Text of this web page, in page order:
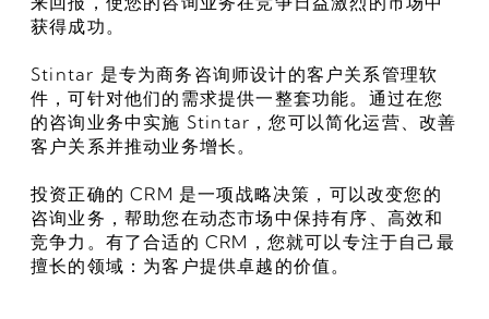
获得成功。
Stintar 是专为商务咨询师设计的客户关系管理软
件，可针对他们的需求提供一整套功能。通过在您
的咨询业务中实施 Stintar，您可以简化运营、改善
客户关系并推动业务增长。
投资正确的 CRM 是一项战略决策，可以改变您的
咨询业务，帮助您在动态市场中保持有序、高效和
竞争力。有了合适的 CRM，您就可以专注于自己最
擅长的领域：为客户提供卓越的价值。